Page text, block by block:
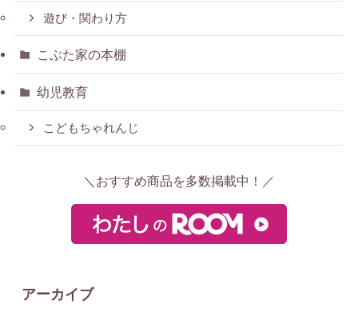
遊び・関わり方
こぶた家の本棚
幼児教育
こどもちゃれんじ
＼おすすめ商品を多数掲載中！／
アーカイブ